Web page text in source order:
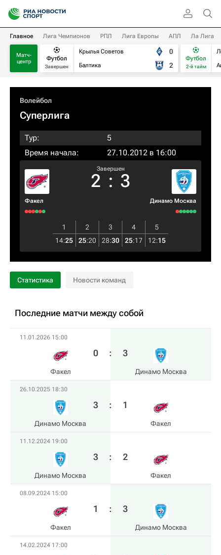
Главное Лига Чемпионов РПЛ Лига Европы АПЛ Ла Лига
Матч-
центр
Футбол
Завершен
Крылья Советов
Балтика
0
2
Футбол
2-й тайм
Волейбол
Суперлига
Тур:
5
Время начала:
27.10.2012 в 16:00
Факел
Завершен
2 : 3
Динамо Москва
1 2 3 4
5
14:25 25:20 28:30 25:17 12:15
Статистика Новости команд
Последние матчи между собой
11.01.2026 15:00
Факел
0 : 3
Динамо Москва
26.10.2025 18:30
Динамо Москва
3 : 1
Факел
11.12.2024 19:00
Динамо Москва
3 : 2
Факел
08.09.2024 15:00
Факел
1 : 3
Динамо Москва
14.02.2024 17:00